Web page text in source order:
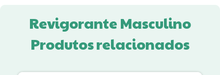
Revigorante Masculino
Produtos relacionados